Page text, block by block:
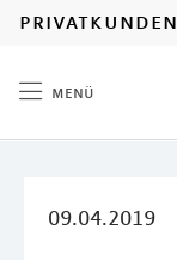
privatkunden
menü
09.04.2019